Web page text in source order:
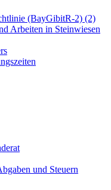
(BayGibitR-2) (2)
Arbeiten in Steinwiesen
und Steuern